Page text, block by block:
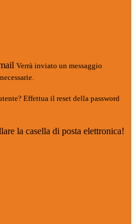
Verrà inviato un messaggio
Effettua il reset della password
la casella di posta elettronica!